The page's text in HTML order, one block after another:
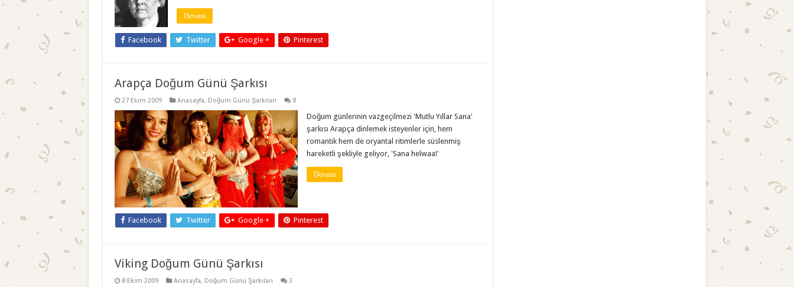
Devamı
Facebook Twitter Google + Pinterest
Arapça Doğum Günü Şarkısı
27 Ekim 2009 Anasayfa, Doğum Günü Şarkıları 8
Doğum günlerinin vazgeçilmezi 'Mutlu Yıllar Sana'
şarkısı Arapça dinlemek isteyenler için, hem
romantik hem de oryantal ritimlerle süslenmiş
hareketli şekliyle geliyor, 'Sana helwaa!'
Devamı
Facebook Twitter Google + Pinterest
Viking Doğum Günü Şarkısı
8 Ekim 2009 Anasayfa, Doğum Günü Şarkıları 3